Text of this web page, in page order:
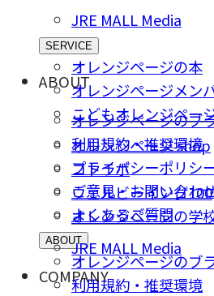
JRE MALL Media
SERVICE
オレンジページの本
オレンジページメン
こどもオレンジペー
オレンジページ shop
コトラボ
ウェルビーイング100
オレンジページの学
JRE MALL Media
ABOUT
オレンジページのブ
利用規約・推奨環境
プライバシーポリシ
ご意⾒・お問い合わ
よくあるご質問
ABOUT
オレンジページのブ
利用規約・推奨環境
COMPANY